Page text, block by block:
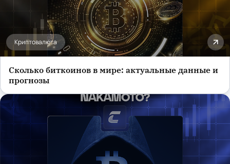
Криптовалюта
Сколько биткоинов в мире: актуальные данные и
прогнозы